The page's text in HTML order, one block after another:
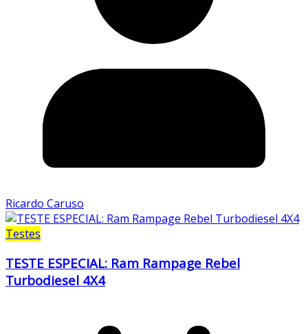
Ricardo Caruso
Testes
TESTE ESPECIAL: Ram Rampage Rebel
Turbodiesel 4X4